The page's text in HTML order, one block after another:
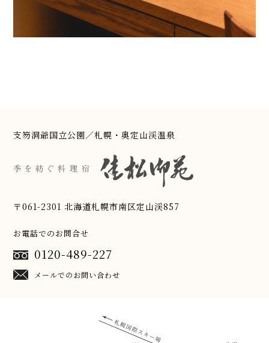
支笏洞爺国立公園／札幌・奥定山渓温泉
〒061-2301 北海道札幌市南区定山渓857
お電話でのお問合せ
0120-489-227
メールでのお問い合わせ